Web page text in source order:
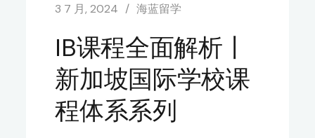
3 7 月, 2024 海蓝留学
IB课程全面解析丨
新加坡国际学校课
程体系系列